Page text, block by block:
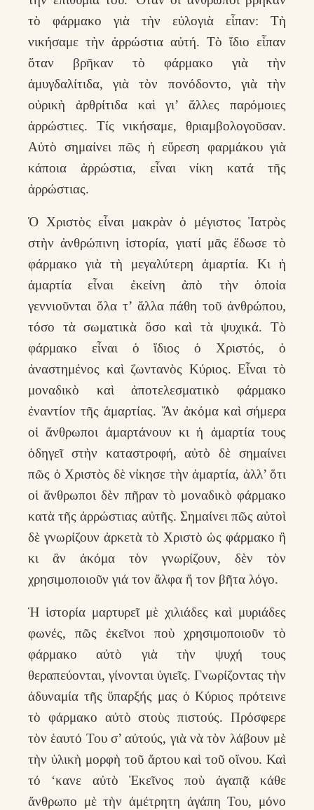
τὸ φάρμακο γιὰ τὴν εὐλογιὰ εἶπαν: Τὴ
νικήσαμε τὴν ἀρρώστια αὐτή. Τὸ ἴδιο εἶπαν
ὅταν βρῆκαν τὸ φάρμακο γιὰ τὴν
ἀμυγδαλίτιδα, γιὰ τὸν πονόδοντο, γιὰ τὴν
οὐρικὴ ἀρθρίτιδα καὶ γι’ ἄλλες παρόμοιες
ἀρρώστιες. Τίς νικήσαμε, θριαμβολογοῦσαν.
Αὐτὸ σημαίνει πῶς ἡ εὕρεση φαρμάκου γιὰ
κάποια ἀρρώστια, εἶναι νίκη κατά τῆς
ἀρρώστιας.
Ὁ Χριστὸς εἶναι μακρὰν ὁ μέγιστος Ἰατρὸς
στὴν ἀνθρώπινη ἱστορία, γιατί μᾶς ἔδωσε τὸ
φάρμακο γιὰ τὴ μεγαλύτερη ἁμαρτία. Κι ἡ
ἁμαρτία εἶναι ἐκείνη ἀπὸ τὴν ὁποία
γεννιοῦνται ὅλα τ’ ἄλλα πάθη τοῦ ἀνθρώπου,
τόσο τὰ σωματικὰ ὅσο καὶ τὰ ψυχικά. Τὸ
φάρμακο εἶναι ὁ ἴδιος ὁ Χριστός, ὁ
ἀναστημένος καὶ ζωντανὸς Κύριος. Εἶναι τὸ
μοναδικὸ καὶ ἀποτελεσματικὸ φάρμακο
ἐναντίον τῆς ἁμαρτίας. Ἄν ἀκόμα καὶ σήμερα
οἱ ἄνθρωποι ἁμαρτάνουν κι ἡ ἁμαρτία τους
ὁδηγεῖ στὴν καταστροφή, αὐτὸ δὲ σημαίνει
πῶς ὁ Χριστὸς δὲ νίκησε τὴν ἁμαρτία, ἀλλ’ ὅτι
οἱ ἄνθρωποι δὲν πῆραν τὸ μοναδικὸ φάρμακο
κατὰ τῆς ἀρρώστιας αὐτῆς. Σημαίνει πῶς αὐτοὶ
δὲ γνωρίζουν ἀρκετὰ τὸ Χριστὸ ὡς φάρμακο ἢ
κι ἂν ἀκόμα τὸν γνωρίζουν, δὲν τὸν
χρησιμοποιοῦν γιά τον ἄλφα ἤ τον βῆτα λόγο.
Ἡ ἱστορία μαρτυρεῖ μὲ χιλιάδες καὶ μυριάδες
φωνές, πῶς ἐκεῖνοι ποὺ χρησιμοποιοῦν τὸ
φάρμακο αὐτὸ γιὰ τὴν ψυχή τους
θεραπεύονται, γίνονται ὑγιεῖς. Γνωρίζοντας τὴν
ἀδυναμία τῆς ὕπαρξής μας ὁ Κύριος πρότεινε
τὸ φάρμακο αὐτὸ στοὺς πιστούς. Πρόσφερε
τὸν ἑαυτό Του σ’ αὐτούς, γιὰ νὰ τὸν λάβουν μὲ
τὴν ὑλικὴ μορφὴ τοῦ ἄρτου καὶ τοῦ οἴνου. Καὶ
τό ‘κανε αὐτὸ Ἐκεῖνος ποὺ ἀγαπᾷ κάθε
ἄνθρωπο μὲ τὴν ἀμέτρητη ἀγάπη Του, μόνο